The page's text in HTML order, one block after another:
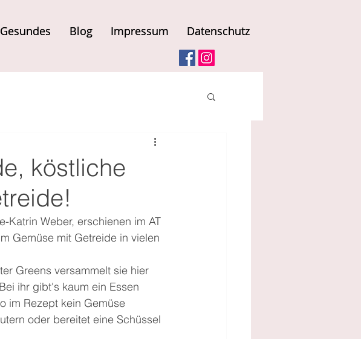
Gesundes Blog Impressum Datenschutz
Gesundes Blog Impressum Datenschutz
köstliche
Katrin Weber, erschienen im AT
Gemüse mit Getreide in vielen
Greens versammelt sie hier
ihr gibt's kaum ein Essen
im Rezept kein Gemüse
oder bereitet eine Schüssel